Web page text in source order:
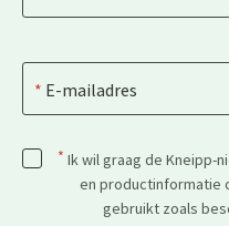
E-mailadres
* Ik wil graag de Kneipp-
en productinformatie
gebruikt zoals